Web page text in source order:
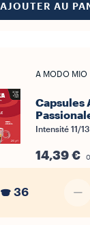
AJOUTER AU
A MODO MIO
Capsules
Intensité 11/13
14,39 €
36